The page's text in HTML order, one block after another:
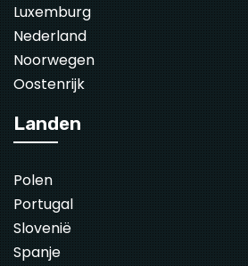
Luxemburg
Nederland
Noorwegen
Oostenrijk
Landen
Polen
Portugal
Slovenië
Spanje